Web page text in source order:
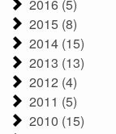
2016 (5)
2015 (8)
2014 (15)
2013 (13)
2012 (4)
2011 (5)
2010 (15)